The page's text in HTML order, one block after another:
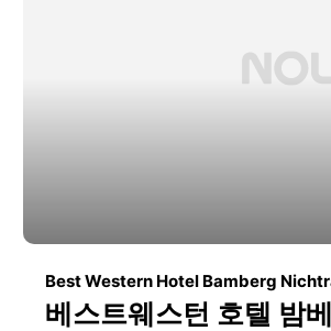
Best Western Hotel Bamberg
베스트웨스턴 호텔 밤